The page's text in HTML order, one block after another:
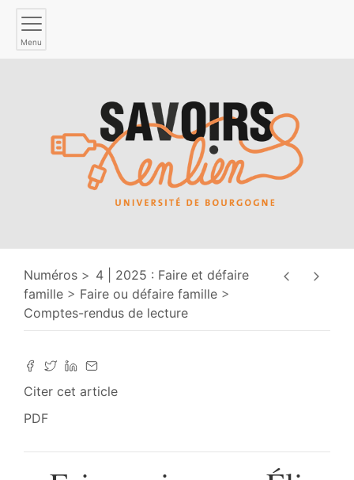
Menu
Numéros
4 | 2025 : Faire et défaire
famille
Faire ou défaire famille
Comptes-rendus de lecture
Citer cet article
PDF